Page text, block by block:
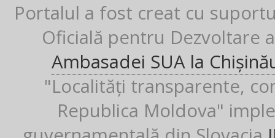
Portalul a fost creat cu
Oficială pentru Dezvoltare
Ambasadei SUA la
"Localități transparente,
Republica Moldova"